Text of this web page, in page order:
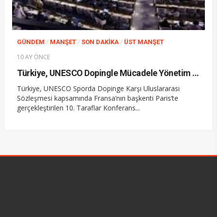
GÜNDEM / MANŞET / SON DAKIKA / ÜST MANŞET
10 AY ÖNCE
Türkiye, UNESCO Dopingle Mücadele Yönetim Kuruluna Yeniden Seçildi
Türkiye, UNESCO Sporda Dopinge Karşı Uluslararası
Sözleşmesi kapsamında Fransa’nın başkenti Paris’te
gerçekleştirilen 10. Taraflar Konferans...